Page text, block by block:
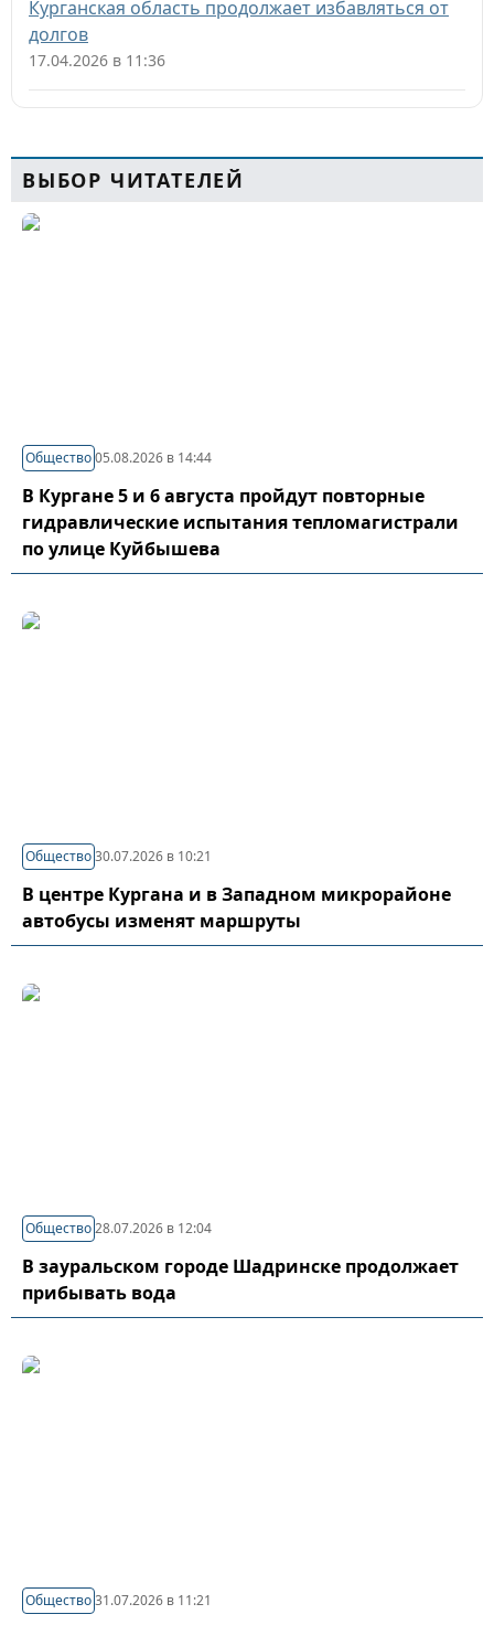
Курганская область продолжает избавляться от
долгов
17.04.2026 в 11:36
ВЫБОР ЧИТАТЕЛЕЙ
Общество05.08.2026 в 14:44
В Кургане 5 и 6 августа пройдут повторные
гидравлические испытания тепломагистрали
по улице Куйбышева
Общество30.07.2026 в 10:21
В центре Кургана и в Западном микрорайоне
автобусы изменят маршруты
Общество28.07.2026 в 12:04
В зауральском городе Шадринске продолжает
прибывать вода
Общество31.07.2026 в 11:21